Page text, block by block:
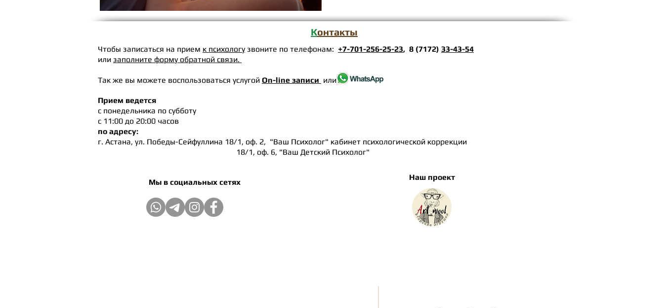
Контакты
Чтобы записаться на прием к психологузвоните по телефонам: +7-701-256-25-23, 8 (7172) 33-43-54
или заполните форму обратной связи.
Так же вы можете воспользоваться услугой On-line записи или
Прием ведется
с понедельника по субботу
с 11:00 до 20:00 часов
по адресу:
г. Астана, ул. Победы-Сейфуллина 18/1, оф. 2, "Ваш Психолог" кабинет психологической коррекции
18/1, оф. 6, "Ваш Детский Психолог"
Мы в социальных сетях
Наш проект